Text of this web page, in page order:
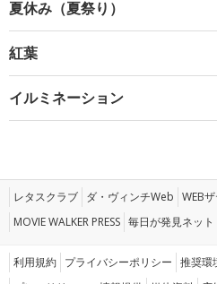
夏休み（夏祭り）
紅葉
イルミネーション
レタスクラブ ダ・ヴィンチWeb WEB
MOVIE WALKER PRESS 毎日が発見ネット
利用規約 プライバシーポリシー 推奨環